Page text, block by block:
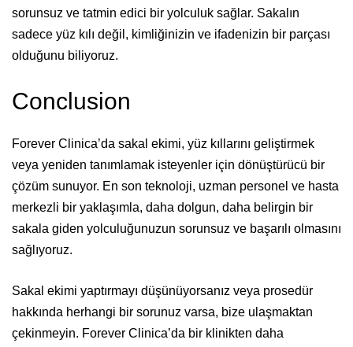
sorunsuz ve tatmin edici bir yolculuk sağlar. Sakalın
sadece yüz kılı değil, kimliğinizin ve ifadenizin bir parçası
olduğunu biliyoruz.
Conclusion
Forever Clinica’da sakal ekimi, yüz kıllarını geliştirmek
veya yeniden tanımlamak isteyenler için dönüştürücü bir
çözüm sunuyor. En son teknoloji, uzman personel ve hasta
merkezli bir yaklaşımla, daha dolgun, daha belirgin bir
sakala giden yolculuğunuzun sorunsuz ve başarılı olmasını
sağlıyoruz.
Sakal ekimi yaptırmayı düşünüyorsanız veya prosedür
hakkında herhangi bir sorunuz varsa, bize ulaşmaktan
çekinmeyin. Forever Clinica’da bir klinikten daha